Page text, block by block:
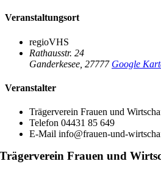
Veranstaltungsort
regioVHS
Rathausstr. 24
Ganderkesee 27777 Google
Veranstalter
Trägerverein Frauen und
Telefon 04431 85 649
E-Mail info@frauen-und-
Trägerverein Frauen und